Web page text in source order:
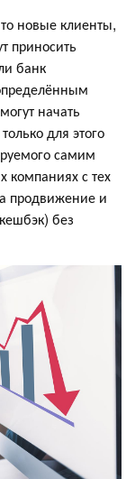
новые клиенты,
приносить
банк
начать
для этого
самим
компаниях с тех
продвижение и
без